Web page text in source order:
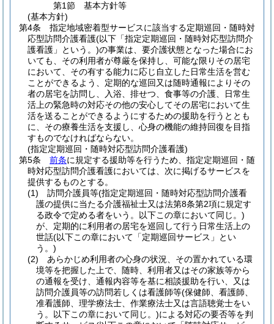
第1節
基本方針等
(基本方針)
第4条
指定地域密着型サービスに該当する定期巡回・随時対
応型訪問介護看護(以下「指定定期巡回・随時対応型訪問介
護看護」という。)の事業は、要介護状態となった場合にお
いても、その利用者が尊厳を保持し、可能な限りその居宅
において、その有する能力に応じ自立した日常生活を営む
ことができるよう、定期的な巡回又は随時通報によりその
者の居宅を訪問し、入浴、排せつ、食事等の介護、日常生
活上の緊急時の対応その他の安心してその居宅において生
活を送ることができるようにするための援助を行うととも
に、その療養生活を支援し、心身の機能の維持回復を目指
すものでなければならない。
(指定定期巡回・随時対応型訪問介護看護)
第5条
前条に規定する援助等を行うため、指定定期巡回・随
時対応型訪問介護看護においては、次に掲げるサービスを
提供するものとする。
(1)
訪問介護員等(指定定期巡回・随時対応型訪問介護看
護の提供に当たる介護福祉士又は法第8条第2項に規定す
る政令で定める者をいう。以下この章において同じ。)
が、定期的に利用者の居宅を巡回して行う日常生活上の
世話(以下この章において「定期巡回サービス」とい
う。)
(2)
あらかじめ利用者の心身の状況、その置かれている環
境等を把握した上で、随時、利用者又はその家族等から
の通報を受け、通報内容等を基に相談援助を行い、又は
訪問介護員等の訪問若しくは看護師等(保健師、看護師、
准看護師、理学療法士、作業療法士又は言語聴覚士をい
う。以下この章において同じ。)による対応の要否等を判